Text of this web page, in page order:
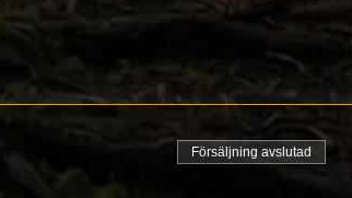
Försäljning avslutad